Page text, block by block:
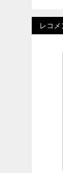
レコメ